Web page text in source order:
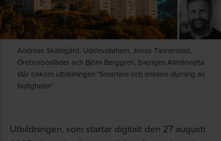
Andreas Skälegård, Uddevallahem, Jonas Tannerstad,
Örebrobostäder och Björn Berggren, Sveriges Allmännytta
står bakom utbildningen "Smartare och enklare styrning av
fastigheter".
Utbildningen, som startar digitalt den 27 augusti